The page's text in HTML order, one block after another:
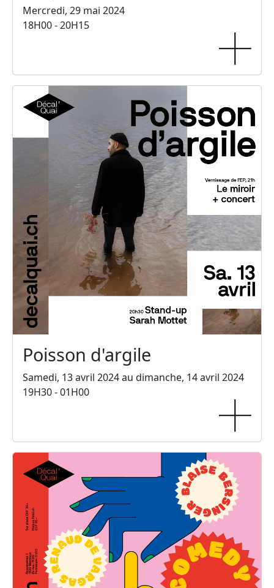
Mercredi, 29 mai 2024
18H00 - 20H15
Poisson d'argile
Samedi, 13 avril 2024 au dimanche, 14 avril 2024
19H30 - 01H00